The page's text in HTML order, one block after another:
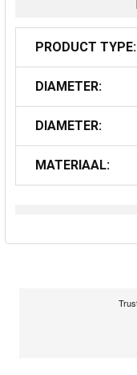
PRODUCT TYPE:
DIAMETER:
DIAMETER:
MATERIAAL: